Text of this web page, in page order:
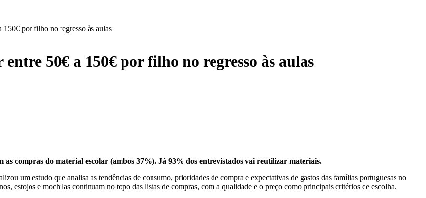
150€ por filho no regresso às aulas
50€ a 150€ por filho no regresso às aulas
compras do material escolar (ambos 37%). Já 93% dos entrevistados vai reutilizar materiais.
um estudo que analisa as tendências de consumo, prioridades de compra e expectativas de gastos das famílias portuguesas no
estojos e mochilas continuam no topo das listas de compras, com a qualidade e o preço como principais critérios de escolha.